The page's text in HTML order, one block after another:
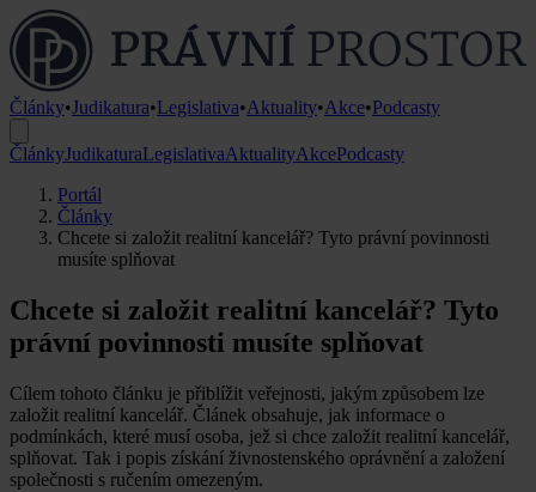
Články•Judikatura•Legislativa•Aktuality•Akce•Podcasty
ČlánkyJudikaturaLegislativaAktualityAkcePodcasty
Portál
Články
Chcete si založit realitní kancelář? Tyto právní povinnosti
musíte splňovat
Chcete si založit realitní kancelář? Tyto
právní povinnosti musíte splňovat
Cílem tohoto článku je přiblížit veřejnosti, jakým způsobem lze
založit realitní kancelář. Článek obsahuje, jak informace o
podmínkách, které musí osoba, jež si chce založit realitní kancelář,
splňovat. Tak i popis získání živnostenského oprávnění a založení
společnosti s ručením omezeným.